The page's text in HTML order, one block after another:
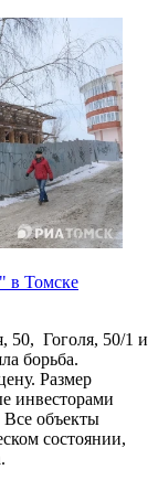
в Томске
50, Гоголя, 50/1 и
борьба.
Размер
инвесторами
Все объекты
состоянии,